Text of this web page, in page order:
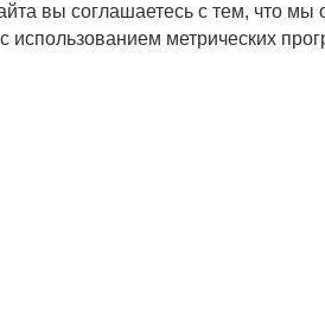
вы соглашаетесь с тем, что
использованием метрических